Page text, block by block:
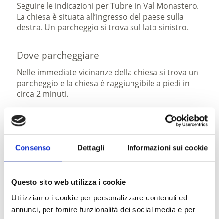
Consenso Dettagli Informazioni sui cookie
Questo sito web utilizza i cookie
Utilizziamo i cookie per personalizzare contenuti ed
annunci, per fornire funzionalità dei social media e per
Seguire le indicazioni per Tubre in Val Monastero.
La chiesa è situata all’ingresso del paese sulla
destra. Un parcheggio si trova sul lato sinistro.
Dove parcheggiare
Nelle immediate vicinanze della chiesa si trova un
parcheggio e la chiesa è raggiungibile a piedi in
circa 2 minuti.
Mezzi pubblici
(811), che parte dalla stazione di Malles.
Stato
aperto